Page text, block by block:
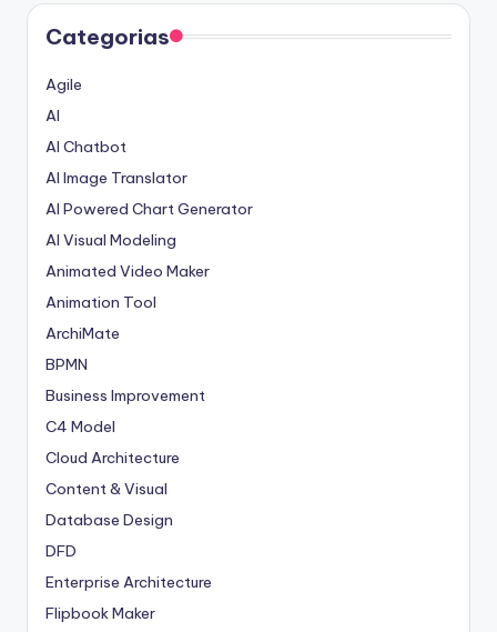
Categorias
Agile
AI
AI Chatbot
AI Image Translator
AI Powered Chart Generator
AI Visual Modeling
Animated Video Maker
Animation Tool
ArchiMate
BPMN
Business Improvement
C4 Model
Cloud Architecture
Content & Visual
Database Design
DFD
Enterprise Architecture
Flipbook Maker